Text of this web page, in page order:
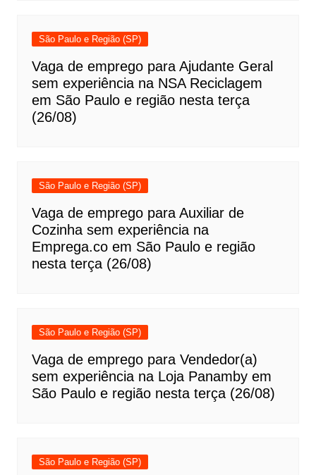
São Paulo e Região (SP)
Vaga de emprego para Ajudante Geral
sem experiência na NSA Reciclagem
em São Paulo e região nesta terça
(26/08)
São Paulo e Região (SP)
Vaga de emprego para Auxiliar de
Cozinha sem experiência na
Emprega.co em São Paulo e região
nesta terça (26/08)
São Paulo e Região (SP)
Vaga de emprego para Vendedor(a)
sem experiência na Loja Panamby em
São Paulo e região nesta terça (26/08)
São Paulo e Região (SP)